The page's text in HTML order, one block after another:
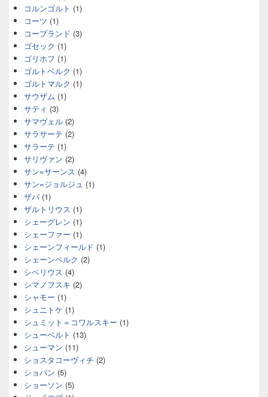
コルンゴルト (1)
コーツ (1)
コープランド (3)
ゴセック (1)
ゴリホフ (1)
ゴルトベルク (1)
ゴルトマルク (1)
サウザム (1)
サティ (3)
サマヴェル (2)
サラサーテ (2)
サラーテ (1)
サリヴァン (2)
サン=サーンス (4)
サン=ジョルジュ (1)
ザバ(1)
ザルトリウス (1)
シェーグレン (1)
シェーファー (1)
シェーンフィールド (1)
シェーンベルク (2)
シベリウス (4)
シマノフスキ (2)
シャモー (1)
シュニトケ (1)
シュミット＝コワルスキー (1)
シューベルト (13)
シューマン (11)
ショスタコーヴィチ (2)
ショパン (5)
ショーソン (5)